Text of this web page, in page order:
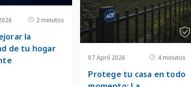
2 minutos
la
de tu hogar
07 April 2026 4 minutos
Protege tu casa en todo